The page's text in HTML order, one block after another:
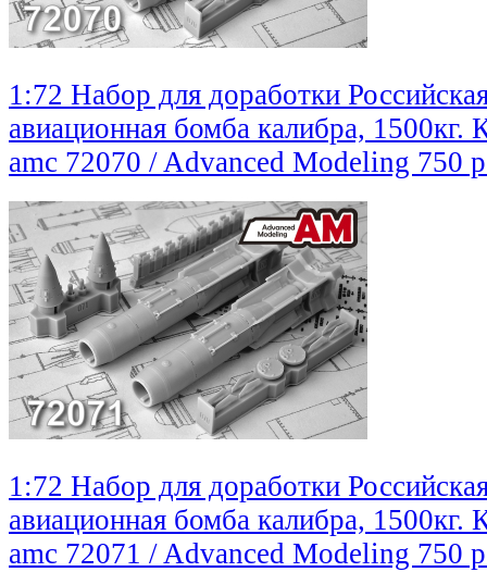
1:72 Набор для доработки
авиационная бомба калибра,
amc 72070 / Advanced Modeling 750
1:72 Набор для доработки
авиационная бомба калибра,
amc 72071 / Advanced Modeling 750